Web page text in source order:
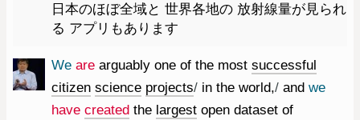
日本のほぼ全域と 世界各地の 放射線量が見られ
る アプリもあります
We are arguably one of the most successful
citizen science projects/ in the world,/ and we
have created the largest open dataset of